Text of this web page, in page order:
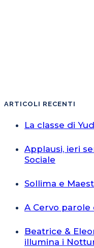
ARTICOLI RECENTI
La classe di
Applausi, ieri
Sociale
Sollima e
A Cervo parole
Beatrice &
illumina i